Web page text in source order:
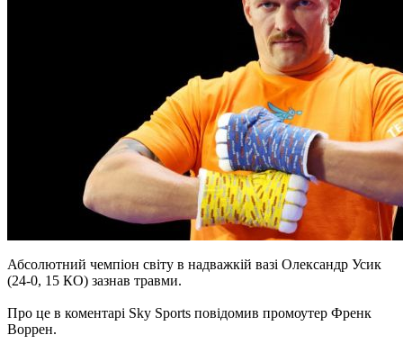
Абсолютний чемпіон світу в надважкій вазі Олександр Усик
(24-0, 15 КО) зазнав травми.
Про це в коментарі Sky Sports повідомив промоутер Френк
Воррен.